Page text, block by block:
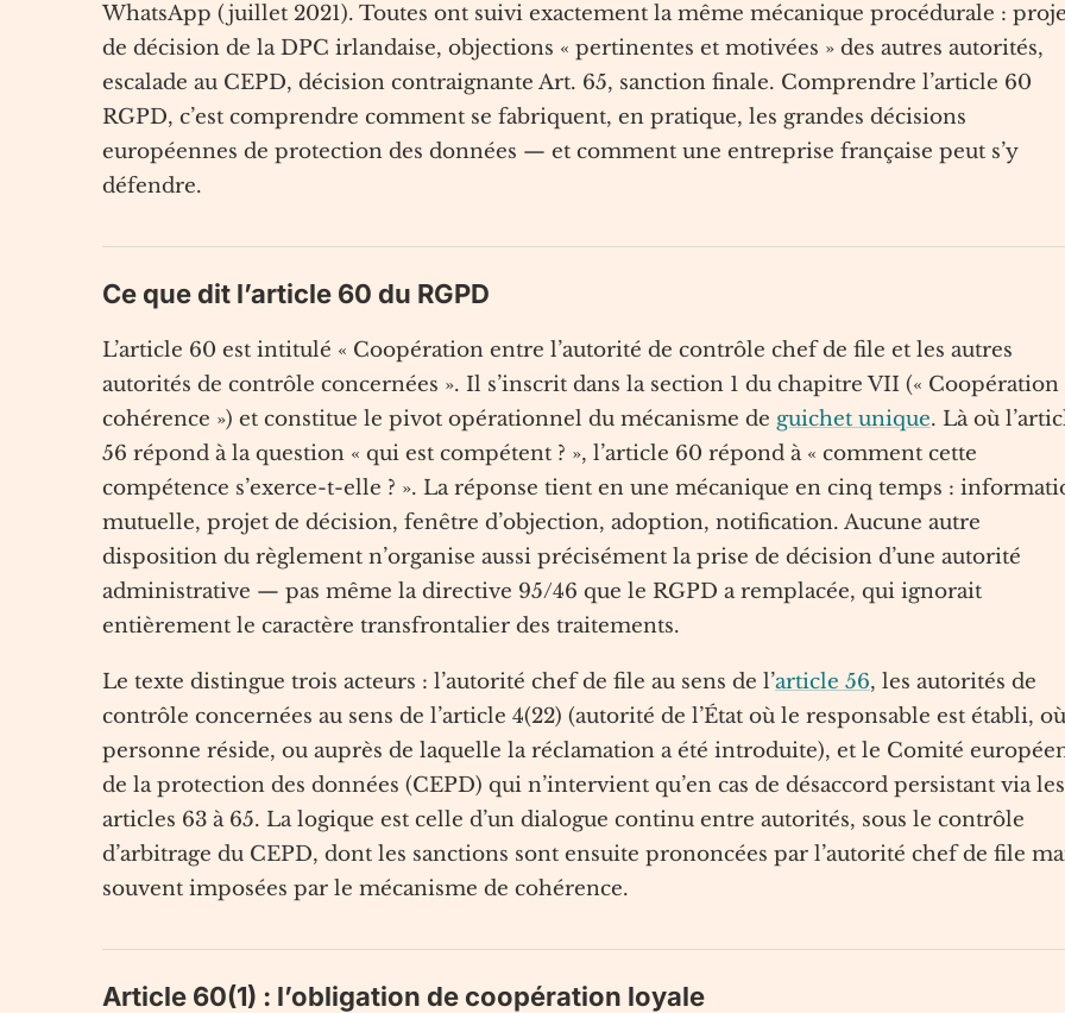
WhatsApp (juillet 2021). Toutes ont suivi exactement la même mécanique procédurale :
de décision de la DPC irlandaise, objections « pertinentes et motivées » des autres autorités,
escalade au CEPD, décision contraignante Art. 65, sanction finale. Comprendre l’article 60
RGPD, c’est comprendre comment se fabriquent, en pratique, les grandes décisions
européennes de protection des données — et comment une entreprise française peut s’y
défendre.
Ce que dit l’article 60 du RGPD
L’article 60 est intitulé « Coopération entre l’autorité de contrôle chef de file et les autres
autorités de contrôle concernées ». Il s’inscrit dans la section 1 du chapitre VII (« Coopération
cohérence ») et constitue le pivot opérationnel du mécanisme de guichet unique. Là où
56 répond à la question « qui est compétent ? », l’article 60 répond à « comment cette
compétence s’exerce-t-elle ? ». La réponse tient en une mécanique en cinq temps :
mutuelle, projet de décision, fenêtre d’objection, adoption, notification. Aucune autre
disposition du règlement n’organise aussi précisément la prise de décision d’une autorité
administrative — pas même la directive 95/46 que le RGPD a remplacée, qui ignorait
entièrement le caractère transfrontalier des traitements.
Le texte distingue trois acteurs : l’autorité chef de file au sens de l’article 56, les autorités de
contrôle concernées au sens de l’article 4(22) (autorité de l’État où le responsable est établi,
personne réside, ou auprès de laquelle la réclamation a été introduite), et le Comité
de la protection des données (CEPD) qui n’intervient qu’en cas de désaccord persistant via les
articles 63 à 65. La logique est celle d’un dialogue continu entre autorités, sous le contrôle
d’arbitrage du CEPD, dont les sanctions sont ensuite prononcées par l’autorité chef de file
souvent imposées par le mécanisme de cohérence.
Article 60(1) : l’obligation de coopération loyale